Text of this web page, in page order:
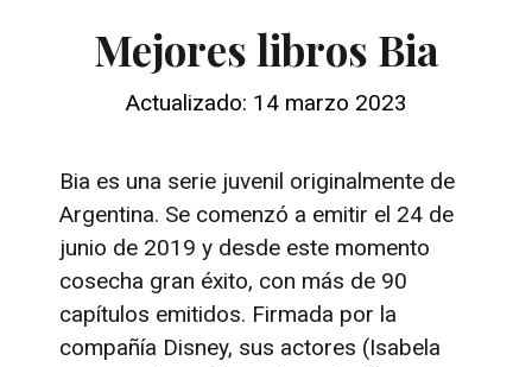
Mejores libros Bia
Actualizado: 14 marzo 2023
Bia es una serie juvenil originalmente de
Argentina. Se comenzó a emitir el 24 de
junio de 2019 y desde este momento
cosecha gran éxito, con más de 90
capítulos emitidos. Firmada por la
compañía Disney, sus actores (Isabela